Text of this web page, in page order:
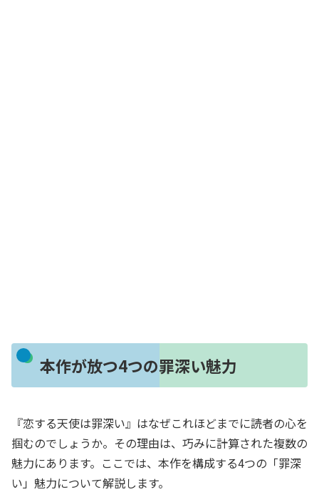
本作が放つ4つの罪深い魅力
『恋する天使は罪深い』はなぜこれほどまでに読者の心を
掴むのでしょうか。その理由は、巧みに計算された複数の
魅力にあります。ここでは、本作を構成する4つの「罪深
い」魅力について解説します。